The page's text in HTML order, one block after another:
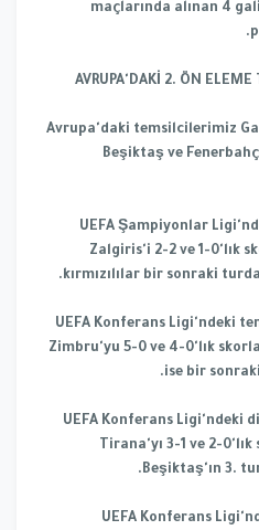
maçlarında alınan 4
AVRUPA'DAKİ 2. ÖN
Avrupa'daki temsilcilerimiz
Beşiktaş ve
UEFA Şampiyonlar
Zalgiris'i 2-2 ve 1-0'lık
kırmızılılar bir sonraki
UEFA Konferans Ligi'ndeki
Zimbru'yu 5-0 ve 4-0'lık
ise bir
UEFA Konferans Ligi'ndeki
Tirana'yı 3-1 ve 2-
Beşiktaş'ın 3.
UEFA Konferans